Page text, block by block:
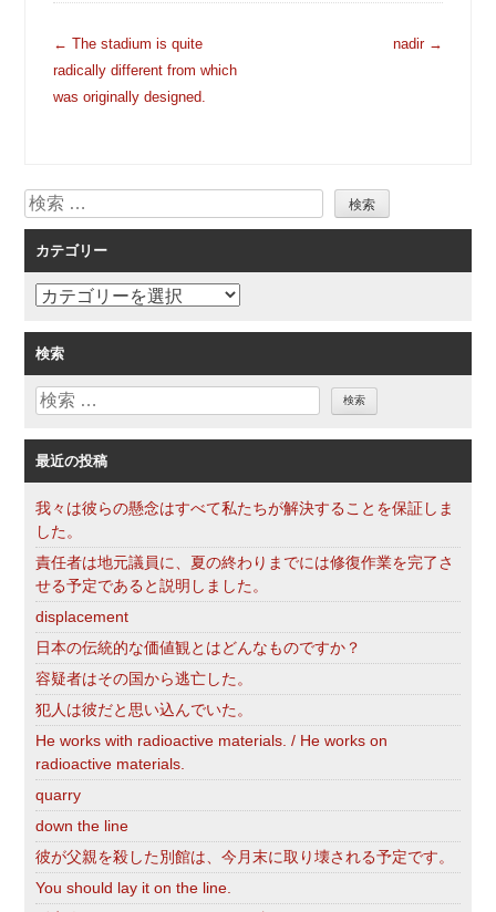
投
稿
ナ
シ
ョ
ン
← The stadium is quite
radically different from which
was originally designed.
nadir →
検
索
カテゴリー
カ
ゴ
リ
ー
検索
検
最近の投稿
我々は彼らの懸念はすべて私たちが解決することを保証しま
した。
責任者は地元議員に、夏の終わりまでには修復作業を完了さ
せる予定であると説明しました。
displacement
日本の伝統的な価値観とはどんなものですか？
容疑者はその国から逃亡した。
犯人は彼だと思い込んでいた。
He works with radioactive materials. / He works on
radioactive materials.
quarry
down the line
彼が父親を殺した別館は、今月末に取り壊される予定です。
You should lay it on the line.